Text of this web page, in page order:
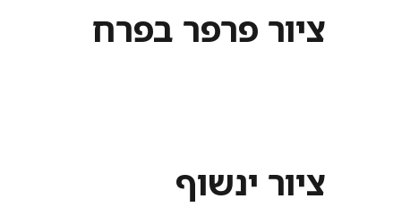
ציור פרפר בפרח
ציור ינשוף